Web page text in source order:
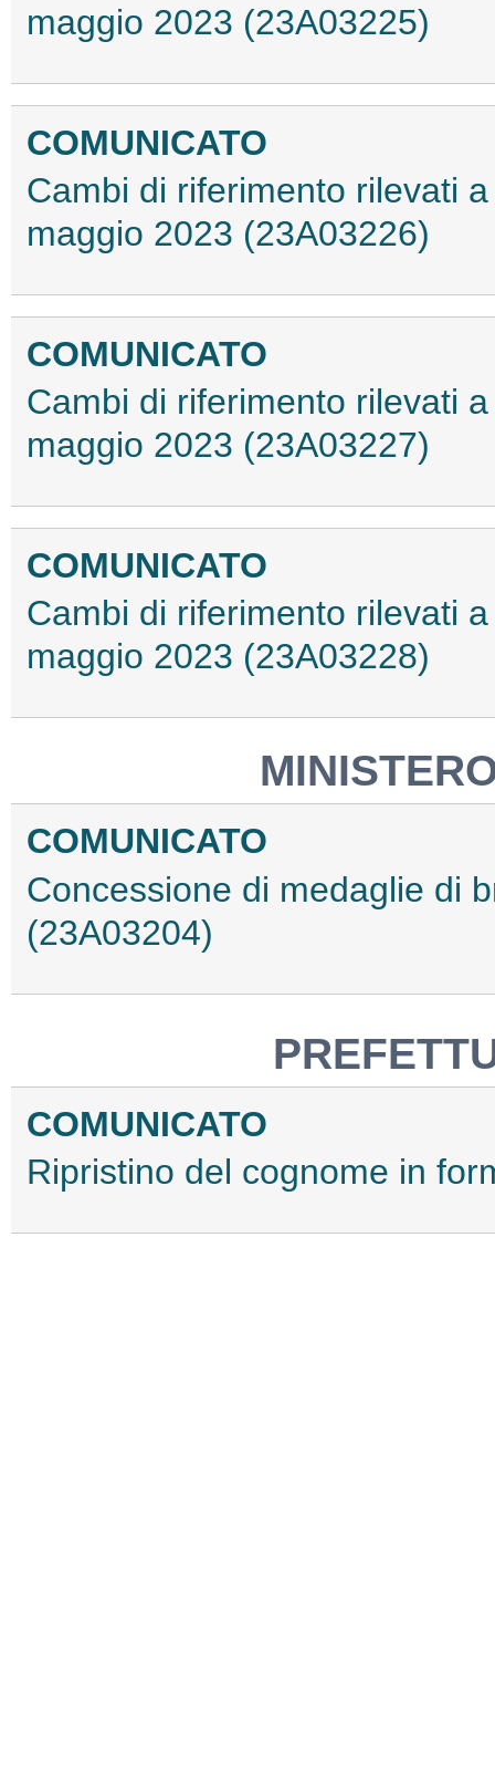
maggio 2023 (23A03225)
COMUNICATO
Cambi di riferimento rilevati
maggio 2023 (23A03226)
COMUNICATO
Cambi di riferimento rilevati
maggio 2023 (23A03227)
COMUNICATO
Cambi di riferimento rilevati
maggio 2023 (23A03228)
COMUNICATO
Concessione di medaglie di
(23A03204)
COMUNICATO
Ripristino del cognome in